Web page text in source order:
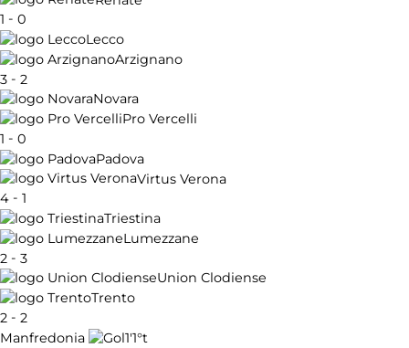
1 - 0
Lecco
Arzignano
3 - 2
Novara
Pro Vercelli
1 - 0
Padova
Virtus Verona
4 - 1
Triestina
Lumezzane
2 - 3
Union Clodiense
Trento
2 - 2
Manfredonia
1'1°t